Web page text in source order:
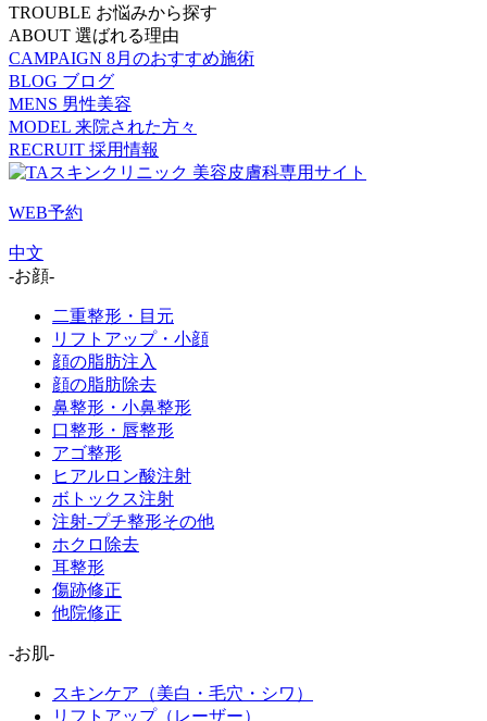
TROUBLE お悩みから探す
ABOUT 選ばれる理由
CAMPAIGN 8月のおすすめ施術
BLOG ブログ
MENS 男性美容
MODEL 来院された方々
RECRUIT 採用情報
WEB予約
中文
-お顔-
二重整形・目元
リフトアップ・小顔
顔の脂肪注入
顔の脂肪除去
鼻整形・小鼻整形
口整形・唇整形
アゴ整形
ヒアルロン酸注射
ボトックス注射
注射-プチ整形その他
ホクロ除去
耳整形
傷跡修正
他院修正
-お肌-
スキンケア（美白・毛穴・シワ）
リフトアップ（レーザー）